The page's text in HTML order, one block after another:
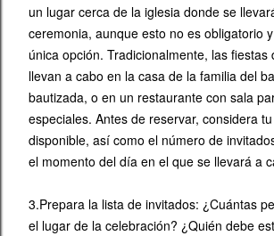
un lugar cerca de la iglesia donde se
ceremonia, aunque esto no es obligatorio
única opción. Tradicionalmente, las fiestas
llevan a cabo en la casa de la familia del
bautizada, o en un restaurante con sala
especiales. Antes de reservar, considera
disponible, así como el número de
el momento del día en el que se llevará a
3.Prepara la lista de invitados: ¿Cuántas
el lugar de la celebración? ¿Quién debe